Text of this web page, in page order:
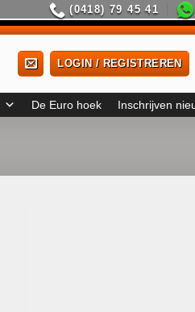
(0418) 79 45 41
LOGIN / REGISTREREN
De Euro hoek Inschrijven